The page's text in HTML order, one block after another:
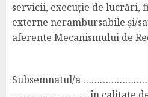
servicii, execuție de lucrări,
externe nerambursabile și/
aferente Mecanismului de
Subsemnatul/a